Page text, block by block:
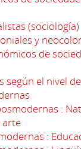
(sociología)
y
de
según el nivel
:
arte
: